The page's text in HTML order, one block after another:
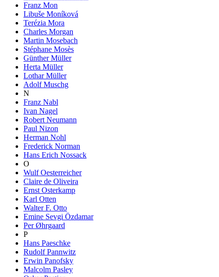
Franz Mon
Libuše Moníková
Terézia Mora
Charles Morgan
Martin Mosebach
Stéphane Mosès
Günther Müller
Herta Müller
Lothar Müller
Adolf Muschg
N
Franz Nabl
Ivan Nagel
Robert Neumann
Paul Nizon
Herman Nohl
Frederick Norman
Hans Erich Nossack
O
Wulf Oesterreicher
Claire de Oliveira
Ernst Osterkamp
Karl Otten
Walter F. Otto
Emine Sevgi Özdamar
Per Øhrgaard
P
Hans Paeschke
Rudolf Pannwitz
Erwin Panofsky
Malcolm Pasley